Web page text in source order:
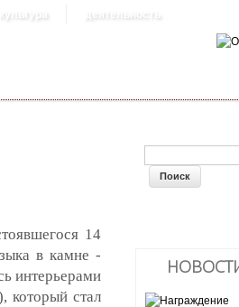
культура деятельность
14
в камне -
интерьерами
который стал
ФОРМА